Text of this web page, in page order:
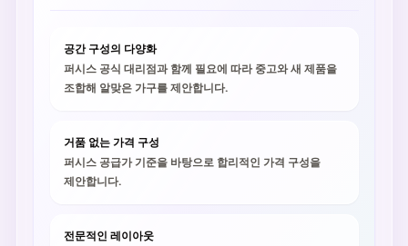
공간 구성의 다양화
퍼시스 공식 대리점과 함께 필요에 따라 중고와 새 제품을
조합해 알맞은 가구를 제안합니다.
거품 없는 가격 구성
퍼시스 공급가 기준을 바탕으로 합리적인 가격 구성을
제안합니다.
전문적인 레이아웃